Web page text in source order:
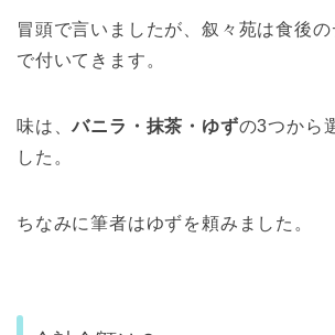
冒頭で言いましたが、叙々苑は食後
で付いてきます。
味は、バニラ・抹茶・ゆずの3つから
した。
ちなみに筆者はゆずを頼みました。